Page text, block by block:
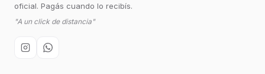
oficial. Pagás cuando lo recibís.
"A un click de distancia"